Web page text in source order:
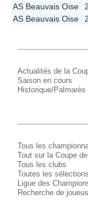
AS Beauvais Oise
AS Beauvais Oise
Actualités de la
Saison en cours
Historique/Palmarès
Tous les
Tout sur la Coupe
Tous les clubs
Toutes les sélections
Ligue des
Recherche de